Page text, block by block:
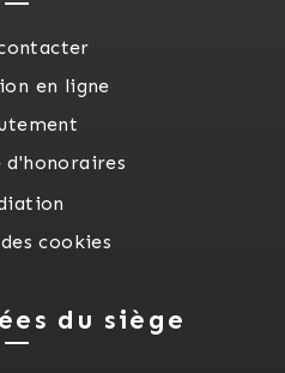
en ligne
d'honoraires
cookies
du siège